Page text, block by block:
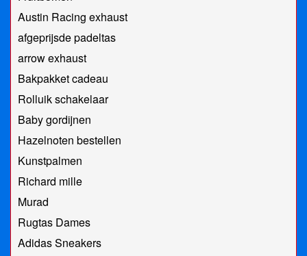
Austin Racing exhaust
afgeprijsde padeltas
arrow exhaust
Bakpakket cadeau
Rolluik schakelaar
Baby gordijnen
Hazelnoten bestellen
Kunstpalmen
Richard mille
Murad
Rugtas Dames
Adidas Sneakers